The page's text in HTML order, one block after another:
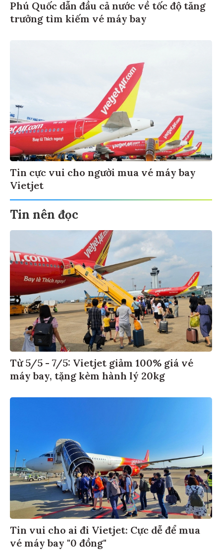
Phú Quốc dẫn đầu cả nước về tốc độ tăng
trưởng tìm kiếm vé máy bay
Tin cực vui cho người mua vé máy bay
Vietjet
Tin nên đọc
Từ 5/5 - 7/5: Vietjet giảm 100% giá vé
máy bay, tặng kèm hành lý 20kg
Tin vui cho ai đi Vietjet: Cực dễ để mua
vé máy bay "0 đồng"